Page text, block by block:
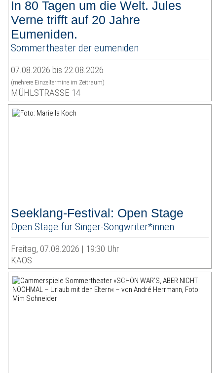
In 80 Tagen um die Welt. Jules
Verne trifft auf 20 Jahre
Eumeniden.
Sommertheater der eumeniden
07.08.2026 bis 22.08.2026
(mehrere Einzeltermine im Zeitraum)
MÜHLSTRASSE 14
Seeklang-Festival: Open Stage
Open Stage für Singer-Songwriter*innen
Freitag, 07.08.2026 | 19:30 Uhr
KAOS